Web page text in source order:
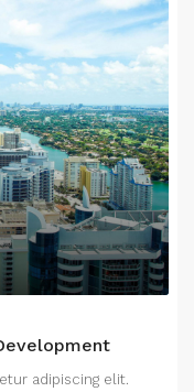
adipiscing elit.